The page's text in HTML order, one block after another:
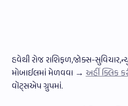
હવેથી રોજ રાશિફળ,જોક્સ-
મોબાઈલમાં મેળવવા → અહીં ક્લિક
વૉટ્સએપ ગ્રુપમાં.